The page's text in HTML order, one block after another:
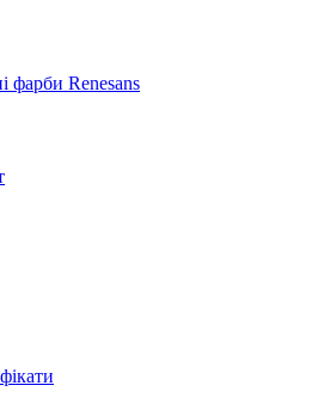
фарби Renesans